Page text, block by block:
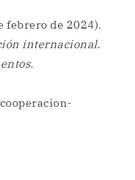
febrero de 2024).
internacional.
.